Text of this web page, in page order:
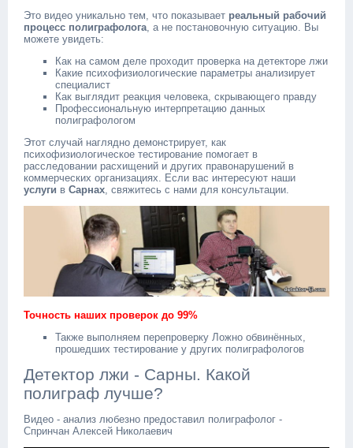
Это видео уникально тем, что показывает реальный рабочий
процесс полиграфолога, а не постановочную ситуацию. Вы
можете увидеть:
Как на самом деле проходит проверка на детекторе лжи
Какие психофизиологические параметры анализирует
специалист
Как выглядит реакция человека, скрывающего правду
Профессиональную интерпретацию данных
полиграфологом
Этот случай наглядно демонстрирует, как
психофизиологическое тестирование помогает в
расследовании расхищений и других правонарушений в
коммерческих организациях. Если вас интересуют наши
услуги в Сарнах, свяжитесь с нами для консультации.
Точность наших проверок до 99%
Также выполняем перепроверку Ложно обвинённых,
прошедших тестирование у других полиграфологов
Детектор лжи - Сарны. Какой
полиграф лучше?
Видео - анализ любезно предоставил полиграфолог -
Спринчан Алексей Николаевич